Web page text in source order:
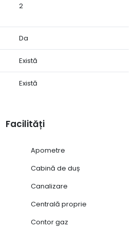
2
Da
Există
Există
Facilități
Apometre
Cabină de duș
Canalizare
Centrală proprie
Contor gaz